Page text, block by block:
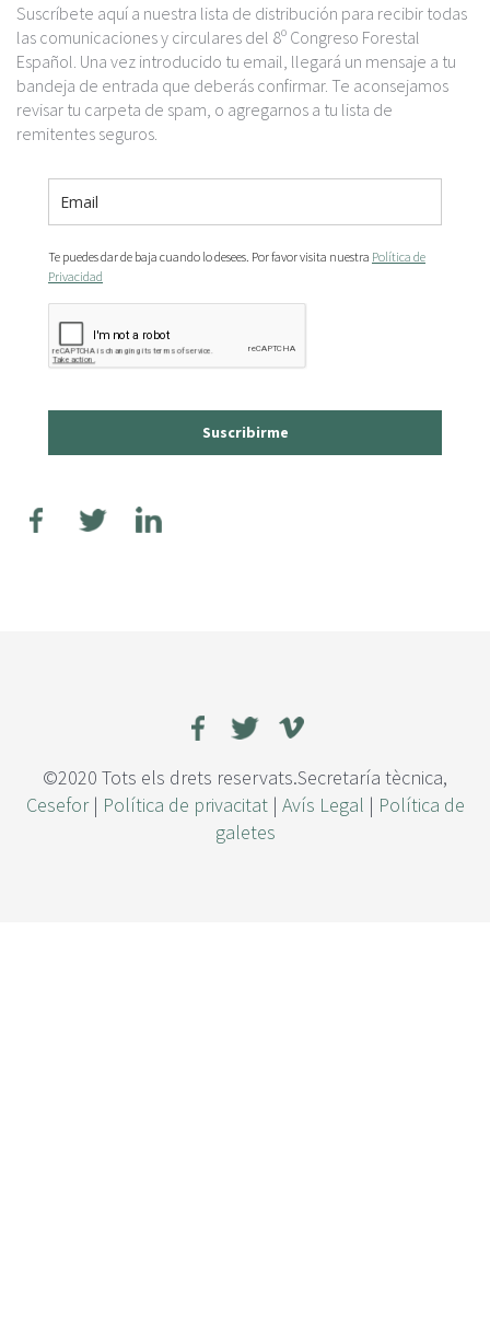
Suscríbete aquí a nuestra lista de distribución para recibir todas
las comunicaciones y circulares del 8º Congreso Forestal
Español. Una vez introducido tu email, llegará un mensaje a tu
bandeja de entrada que deberás confirmar. Te aconsejamos
revisar tu carpeta de spam, o agregarnos a tu lista de
remitentes seguros.
Te puedes dar de baja cuando lo desees. Por favor visita nuestra Política de
Privacidad
Suscribirme
©2020 Tots els drets reservats.Secretaría tècnica,
Cesefor| Política de privacitat| Avís Legal | Política de
galetes